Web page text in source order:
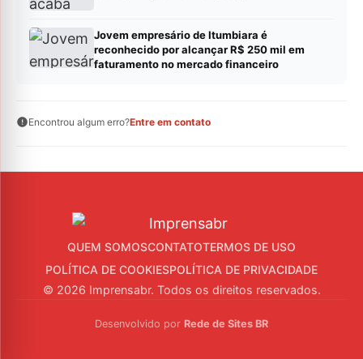
Jovem empresário de Itumbiara é
reconhecido por alcançar R$ 250 mil em
faturamento no mercado financeiro
Encontrou algum erro?Entre em contato
QUEM SOMOSCONTATOTERMOS DE USO
POLÍTICA DE COOKIESPOLÍTICA DE PRIVACIDADE
© 2026 Imprensabr. Todos os direitos reservados.
Desenvolvido por Rede de Sites BR